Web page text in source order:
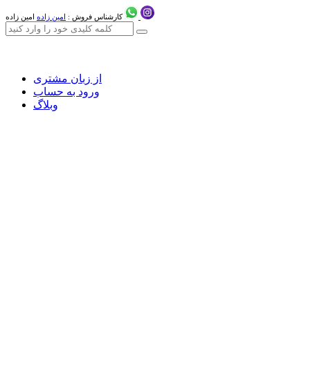
کارشناس فروش : امین زاده امین زاده
از زبان مشتری
ورود به حساب
وبلاگ